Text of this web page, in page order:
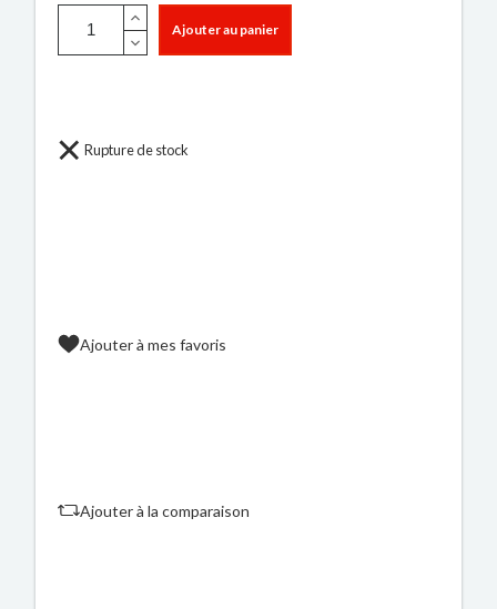
Ajouter au panier
Rupture de stock
Ajouter à mes favoris
Ajouter à la comparaison